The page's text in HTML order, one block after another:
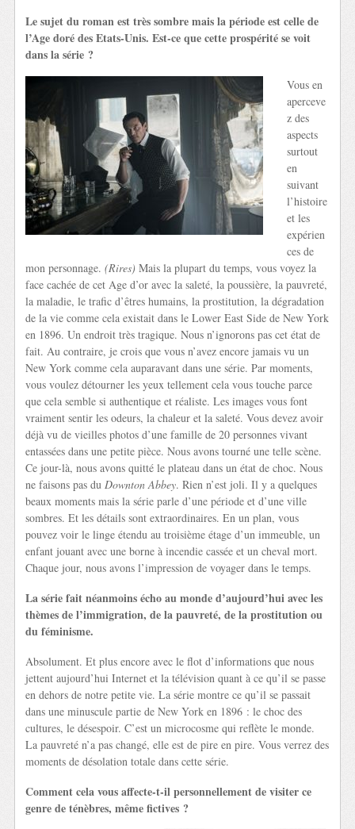
Le sujet du roman est très sombre mais la période est celle de
l’Age doré des Etats-Unis. Est-ce que cette prospérité se voit
dans la série ?
Vous en
aperceve
z des
aspects
surtout
en
suivant
l’histoire
et les
expérien
ces de
mon personnage.(Rires) Mais la plupart du temps, vous voyez la
face cachée de cet Age d’or avec la saleté, la poussière, la pauvreté,
la maladie, le trafic d’êtres humains, la prostitution, la dégradation
de la vie comme cela existait dans le Lower East Side de New York
en 1896. Un endroit très tragique. Nous n’ignorons pas cet état de
fait. Au contraire, je crois que vous n’avez encore jamais vu un
New York comme cela auparavant dans une série. Par moments,
vous voulez détourner les yeux tellement cela vous touche parce
que cela semble si authentique et réaliste. Les images vous font
vraiment sentir les odeurs, la chaleur et la saleté. Vous devez avoir
déjà vu de vieilles photos d’une famille de 20 personnes vivant
entassées dans une petite pièce. Nous avons tourné une telle scène.
Ce jour-là, nous avons quitté le plateau dans un état de choc. Nous
ne faisons pas duDownton Abbey. Rien n’est joli. Il y a quelques
beaux moments mais la série parle d’une période et d’une ville
sombres. Et les détails sont extraordinaires. En un plan, vous
pouvez voir le linge étendu au troisième étage d’un immeuble, un
enfant jouant avec une borne à incendie cassée et un cheval mort.
Chaque jour, nous avons l’impression de voyager dans le temps.
La série fait néanmoins écho au monde d’aujourd’hui avec les
thèmes de l’immigration, de la pauvreté, de la prostitution ou
du féminisme.
Absolument. Et plus encore avec le flot d’informations que nous
jettent aujourd’hui Internet et la télévision quant à ce qu’il se passe
en dehors de notre petite vie. La série montre ce qu’il se passait
dans une minuscule partie de New York en 1896 : le choc des
cultures, le désespoir. C’est un microcosme qui reflète le monde.
La pauvreté n’a pas changé, elle est de pire en pire. Vous verrez des
moments de désolation totale dans cette série.
Comment cela vous affecte-t-il personnellement de visiter ce
genre de ténèbres, même fictives ?